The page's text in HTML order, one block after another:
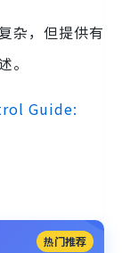
杂，但提供有
。
Guide:
热门推荐